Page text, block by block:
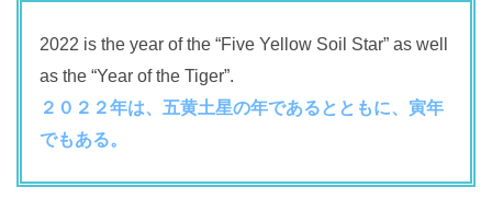
2022 is the year of the “Five Yellow Soil Star” as well
as the “Year of the Tiger”.
２０２２年は、五黄土星の年であるとともに、寅年
でもある。